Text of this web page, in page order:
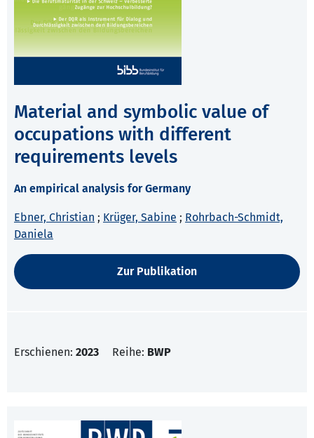
Material and symbolic value of
occupations with different
requirements levels
An empirical analysis for Germany
Ebner, Christian ; Krüger, Sabine ; Rohrbach-Schmidt,
Daniela
Zur Publikation
Erschienen: 2023 Reihe: BWP